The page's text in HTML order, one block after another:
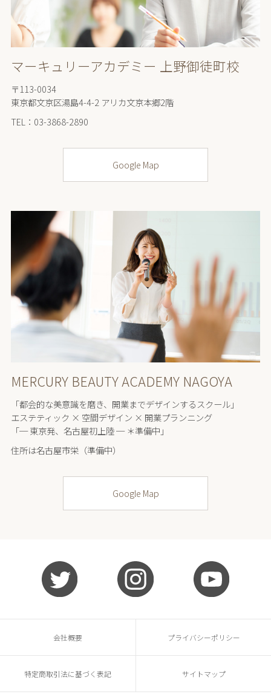
マーキュリーアカデミー 上野御徒町校
〒113-0034
東京都文京区湯島4-4-2 アリカ文京本郷2階
TEL：03-3868-2890
Google Map
MERCURY BEAUTY ACADEMY NAGOYA
「都会的な美意識を磨き、開業までデザインするスクール」
エステティック × 空間デザイン × 開業プランニング
「─ 東京発、名古屋初上陸 ─ ＊準備中」
住所は名古屋市栄（準備中）
Google Map
会社概要 プライバシーポリシー
特定商取引法に基づく表記 サイトマップ